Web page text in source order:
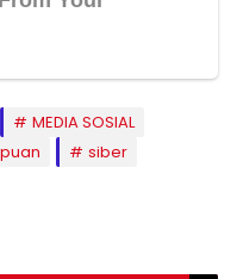
MEDIA SOSIAL
siber